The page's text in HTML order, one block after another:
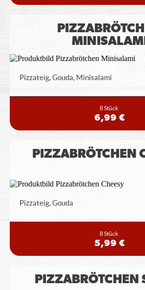
MINISALAMI
Pizzateig, Gouda, Minisalami
8 Stück
6,99 €
PIZZABRÖTCHEN
Pizzateig, Gouda
8 Stück
5,99 €
PIZZABRÖTCHEN